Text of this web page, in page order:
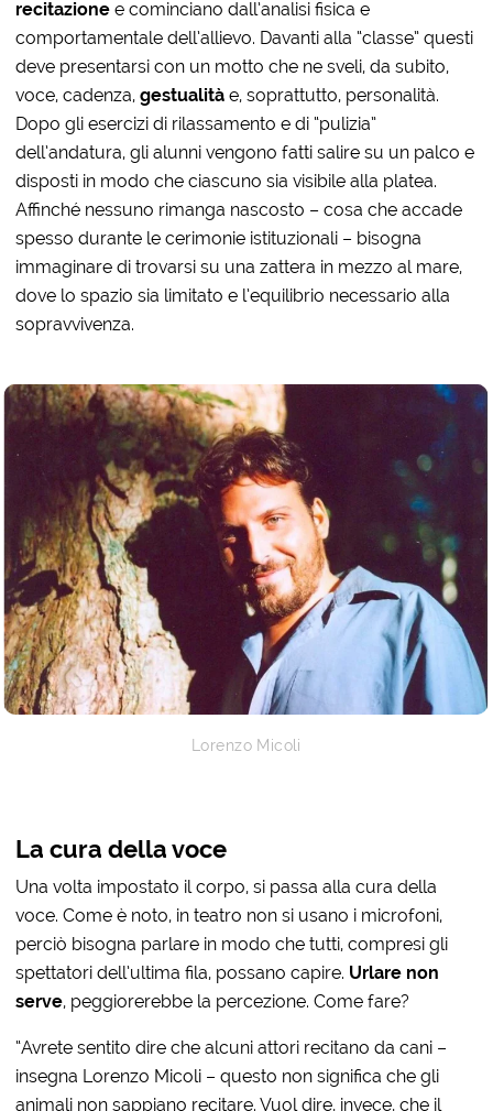
recitazionee cominciano dall’analisi fisica e
comportamentale dell’allievo. Davanti alla “classe” questi
deve presentarsi con un motto che ne sveli, da subito,
voce, cadenza,gestualitàe, soprattutto, personalità.
Dopo gli esercizi di rilassamento e di “pulizia”
dell’andatura, gli alunni vengono fatti salire su un palco e
disposti in modo che ciascuno sia visibile alla platea.
Affinché nessuno rimanga nascosto – cosa che accade
spesso durante le cerimonie istituzionali – bisogna
immaginare di trovarsi su una zattera in mezzo al mare,
dove lo spazio sia limitato e l’equilibrio necessario alla
sopravvivenza.
Lorenzo Micoli
La cura della voce
Una volta impostato il corpo, si passa alla cura della
voce. Come è noto, in teatro non si usano i microfoni,
perciò bisogna parlare in modo che tutti, compresi gli
spettatori dell’ultima fila, possano capire. Urlare non
serve, peggiorerebbe la percezione. Come fare?
“Avrete sentito dire che alcuni attori recitano da cani –
insegna Lorenzo Micoli – questo non significa che gli
animali non sappiano recitare. Vuol dire, invece, che il